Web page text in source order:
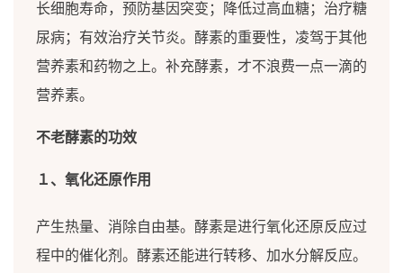
长细胞寿命，预防基因突变；降低过高血糖；治疗糖
尿病；有效治疗关节炎。酵素的重要性，凌驾于其他
营养素和药物之上。补充酵素，才不浪费一点一滴的
营养素。
不老酵素的功效
１、氧化还原作用
产生热量、消除自由基。酵素是进行氧化还原反应过
程中的催化剂。酵素还能进行转移、加水分解反应。